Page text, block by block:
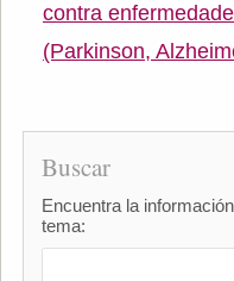
contra
(Parkinson,
Buscar
Encuentra la
tema: